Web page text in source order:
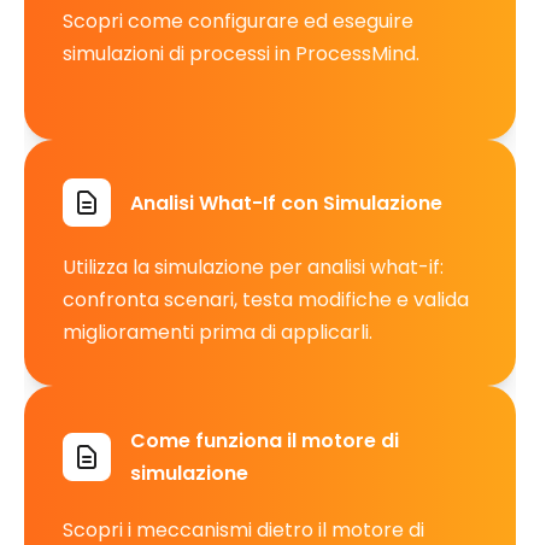
Scopri come configurare ed eseguire
simulazioni di processi in ProcessMind.
Analisi What-If con Simulazione
Utilizza la simulazione per analisi what-if:
confronta scenari, testa modifiche e valida
miglioramenti prima di applicarli.
Come funziona il motore di
simulazione
Scopri i meccanismi dietro il motore di